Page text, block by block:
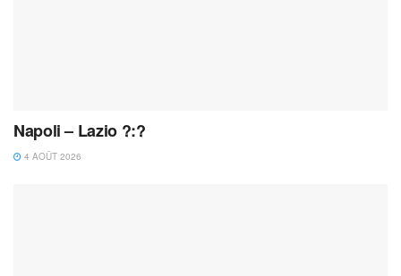
Napoli – Lazio ?:?
4 AOÛT 2026